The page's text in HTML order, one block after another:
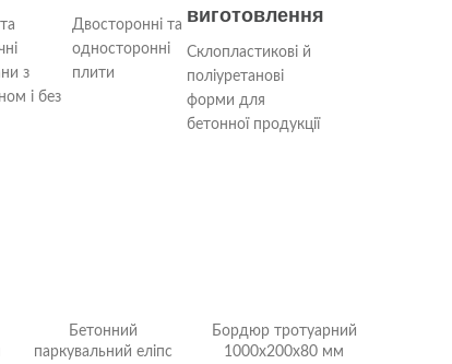
з
і без
Двосторонні та
односторонні
плити
виготовлення
Склопластикові й
поліуретанові
форми для
бетонної продукції
Бетонний
паркувальний еліпс
Бордюр тротуарний
1000х200х80 мм